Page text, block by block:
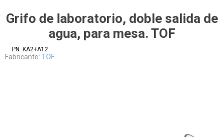
Grifo de laboratorio, doble salida de
agua, para mesa. TOF
PN: KA2+A12
Fabricante: TOF